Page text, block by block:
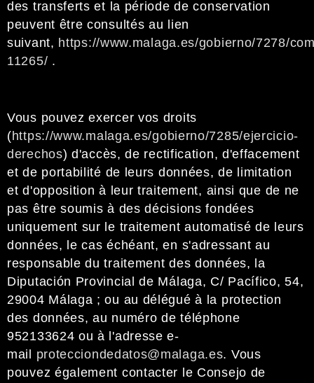
des transferts et la période de conservation
peuvent être consultés au lien
suivant, https://www.malaga.es/gobierno/7278/
11265/ .
Vous pouvez exercer vos droits
(https://www.malaga.es/gobierno/7285/ejercicio-
derechos) d'accès, de rectification, d'effacement
et de portabilité de leurs données, de limitation
et d'opposition à leur traitement, ainsi que de ne
pas être soumis à des décisions fondées
uniquement sur le traitement automatisé de leurs
données, le cas échéant, en s'adressant au
responsable du traitement des données, la
Diputación Provincial de Málaga, C/ Pacífico, 54,
29004 Málaga ; ou au délégué à la protection
des données, au numéro de téléphone
952133624 ou à l'adresse e-
mail protecciondedatos@malaga.es. Vous
pouvez également contacter le Consejo de